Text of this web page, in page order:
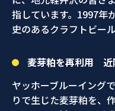
指しています。1997年
史のあるクラフトビー
麦芽粕を再利用 近
ヤッホーブルーイング
りで生じた麦芽粕を、